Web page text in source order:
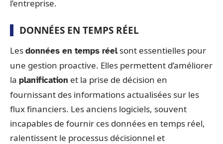
l’entreprise.
DONNÉES EN TEMPS RÉEL
Lesdonnées en temps réelsont essentielles pour
une gestion proactive. Elles permettent d’améliorer
la planification et la prise de décision en
fournissant des informations actualisées sur les
flux financiers. Les anciens logiciels, souvent
incapables de fournir ces données en temps réel,
ralentissent le processus décisionnel et